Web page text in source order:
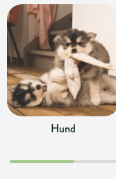
Hund